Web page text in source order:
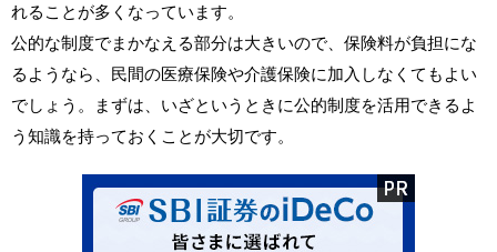
れることが多くなっています。
公的な制度でまかなえる部分は大きいので、保険料が負担にな
るようなら、民間の医療保険や介護保険に加入しなくてもよい
でしょう。まずは、いざというときに公的制度を活用できるよ
う知識を持っておくことが大切です。